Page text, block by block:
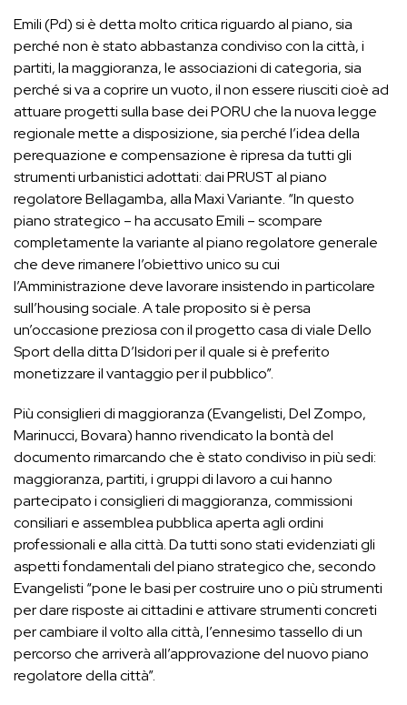
Emili (Pd) si è detta molto critica riguardo al piano, sia
perché non è stato abbastanza condiviso con la città, i
partiti, la maggioranza, le associazioni di categoria, sia
perché si va a coprire un vuoto, il non essere riusciti cioè ad
attuare progetti sulla base dei PORU che la nuova legge
regionale mette a disposizione, sia perché l’idea della
perequazione e compensazione è ripresa da tutti gli
strumenti urbanistici adottati: dai PRUST al piano
regolatore Bellagamba, alla Maxi Variante. “In questo
piano strategico – ha accusato Emili – scompare
completamente la variante al piano regolatore generale
che deve rimanere l’obiettivo unico su cui
l’Amministrazione deve lavorare insistendo in particolare
sull’housing sociale. A tale proposito si è persa
un’occasione preziosa con il progetto casa di viale Dello
Sport della ditta D’Isidori per il quale si è preferito
monetizzare il vantaggio per il pubblico”.
Più consiglieri di maggioranza (Evangelisti, Del Zompo,
Marinucci, Bovara) hanno rivendicato la bontà del
documento rimarcando che è stato condiviso in più sedi:
maggioranza, partiti, i gruppi di lavoro a cui hanno
partecipato i consiglieri di maggioranza, commissioni
consiliari e assemblea pubblica aperta agli ordini
professionali e alla città. Da tutti sono stati evidenziati gli
aspetti fondamentali del piano strategico che, secondo
Evangelisti “pone le basi per costruire uno o più strumenti
per dare risposte ai cittadini e attivare strumenti concreti
per cambiare il volto alla città, l’ennesimo tassello di un
percorso che arriverà all’approvazione del nuovo piano
regolatore della città”.